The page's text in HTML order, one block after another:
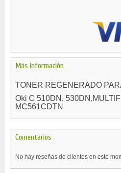
Más información
TONER REGENERADO
Oki C 510DN,
MC561CDTN
Comentarios
No hay reseñas de clientes en este